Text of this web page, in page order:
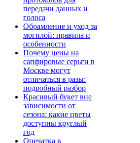
передачи данных и
голоса
Обрамление и уход за
могилой: правила и
особенности
Почему цены на
сапфировые серьги в
Москве могут
отличаться в разы:
подробный разбор
Красивый букет вне
зависимости от
сезона: какие цветы
доступны круглый
год
Опечатка в